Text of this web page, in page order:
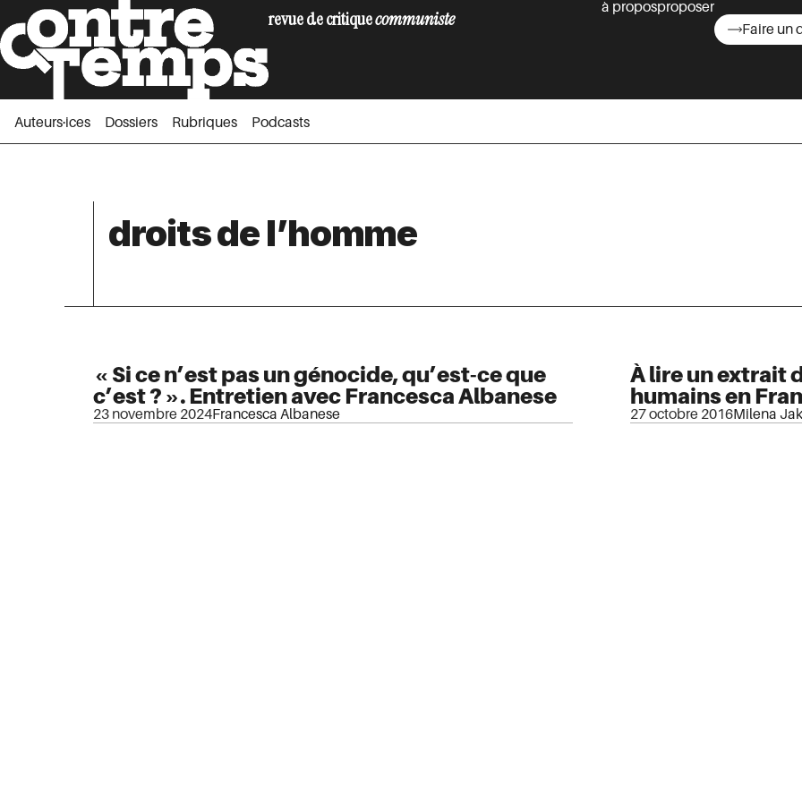
Auteurs·ices
revue de critiquecommuniste à proposproposer
Faire un
Auteurs·ices Dossiers Rubriques Podcasts
droits de l’homme
« Si ce n’est pas un génocide, qu’est-ce que
c’est ? ». Entretien avec Francesca Albanese
23 novembre 2024Francesca Albanese
À lire un extrait
humains en
27 octobre 2016Milena